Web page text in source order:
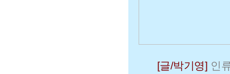
[글/박기영] 인